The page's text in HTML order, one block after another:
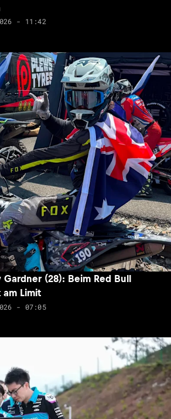
- 11:42
Gardner (28): Beim Red Bull
am Limit
- 07:05